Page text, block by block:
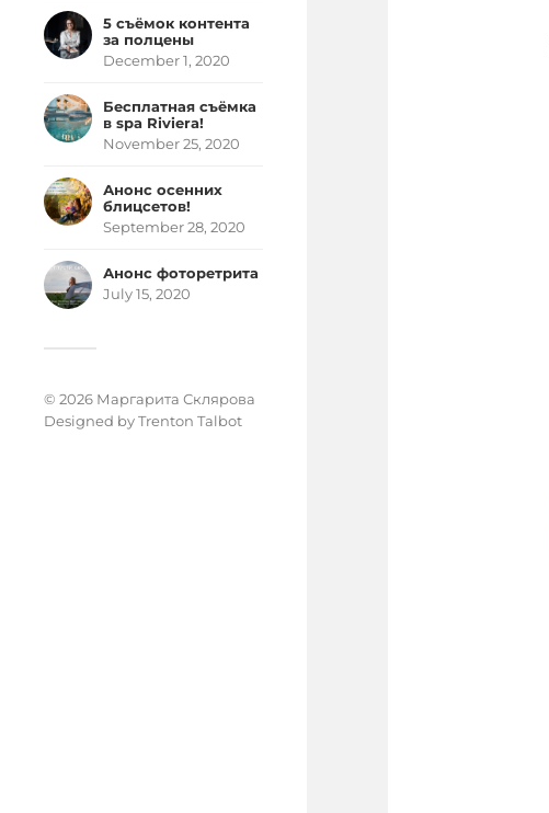
5 съёмок контента
за полцены
December 1, 2020
Бесплатная съёмка
в spa Riviera!
November 25, 2020
Анонс осенних
блицсетов!
September 28, 2020
Анонс фоторетрита
July 15, 2020
© 2026 Маргарита Склярова
Designed byTrenton Talbot